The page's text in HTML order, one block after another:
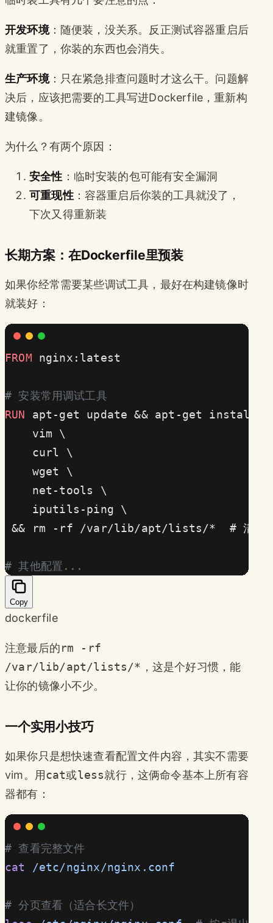
开发环境：随便装，没关系。反正测试容器重启后
就重置了，你装的东西也会消失。
生产环境：只在紧急排查问题时才这么干。问题解
决后，应该把需要的工具写进Dockerfile，重新构
建镜像。
为什么？有两个原因：
安全性 ：临时安装的包可能有安全漏洞
可重现性：容器重启后你装的工具就没了，
下次又得重新装
长期方案：在Dockerfile里预装
如果你经常需要某些调试工具，最好在构建镜像时
就装好：
FROM nginx:latest
# 安装常用调试工具
RUN apt-get update && apt-get install
    vim \
    curl \
    wget \
    net-tools \
    iputils-ping \
&& rm -rf /var/lib/apt/lists/*  # 清理缓存
# 其他配置...
Copy
dockerfile
注意最后的rm -rf
/var/lib/apt/lists/* ，这是个好习惯，能
让你的镜像小不少。
一个实用小技巧
如果你只是想快速查看配置文件内容，其实不需要
vim。用cat或less就行，这俩命令基本上所有容
器都有：
# 查看完整文件
cat
/etc/nginx/nginx.conf
# 分页查看（适合长文件）